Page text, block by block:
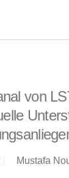
von
Mustafa